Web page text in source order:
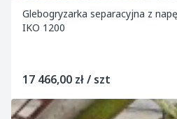
Glebogryzarka separacyjna z
IKO 1200
17 466,00 zł / szt